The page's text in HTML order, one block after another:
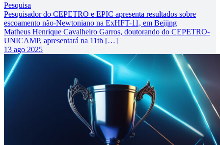
Pesquisa
Pesquisador do CEPETRO e EPIC apresenta resultados sobre
escoamento não-Newtoniano na ExHFT-11, em Beijing
Matheus Henrique Cavalheiro Garros, doutorando do CEPETRO-
UNICAMP, apresentará na 11th […]
13 ago 2025